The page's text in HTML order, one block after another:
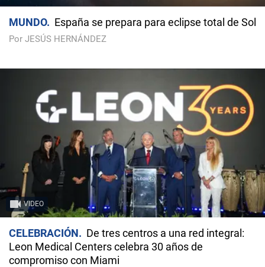
MUNDO España se prepara para eclipse total de Sol
Por JESÚS HERNÁNDEZ
VIDEO
CELEBRACIÓN
De tres centros a una red integral:
Leon Medical Centers celebra 30 años de
compromiso con Miami